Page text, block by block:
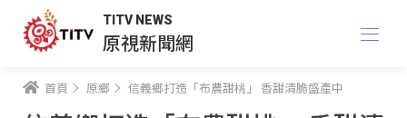
TITV NEWS
原視新聞網
首頁 原鄉 信義鄉打造「布農甜桃」 香甜清脆盛產中